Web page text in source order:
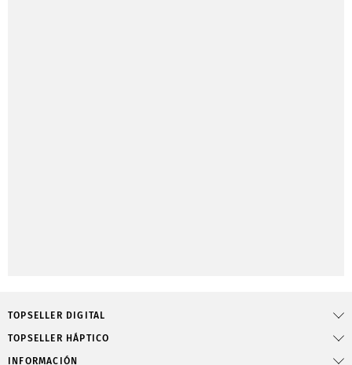
TOPSELLER DIGITAL
TOPSELLER HÁPTICO
INFORMACIÓN